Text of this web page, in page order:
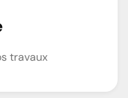
travaux